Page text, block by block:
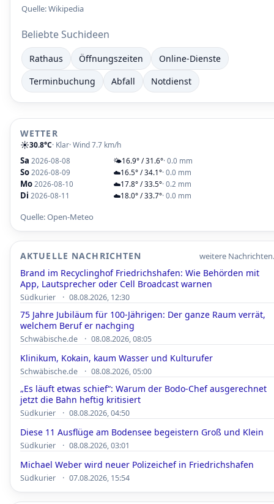
Quelle:Wikipedia
Beliebte Suchideen
Rathaus Öffnungszeiten
Online-Dienste
Terminbuchung
Abfall Notdienst
WETTER
☀️30.8°C· Klar· Wind 7.7 km/h
Sa 2026-08-08 🌤️16.9° / 31.6°· 0.0 mm
So2026-08-09 ☁️16.5° / 34.1°· 0.0 mm
Mo2026-08-10 ☁️17.8° / 33.5°· 0.2 mm
Di 2026-08-11 ☁️18.0° / 33.7°· 0.0 mm
Quelle: Open-Meteo
AKTUELLE NACHRICHTEN weitere
Brand im Recyclinghof Friedrichshafen: Wie Behörden mit
App, Lautsprecher oder Cell Broadcast warnen
Südkurier · 08.08.2026, 12:30
75 Jahre Jubiläum für 100-Jährigen: Der ganze Raum verrät,
welchem Beruf er nachging
Schwäbische.de · 08.08.2026, 08:05
Klinikum, Kokain, kaum Wasser und Kulturufer
Schwäbische.de · 08.08.2026, 05:00
„Es läuft etwas schief“: Warum der Bodo-Chef ausgerechnet
jetzt die Bahn heftig kritisiert
Südkurier · 08.08.2026, 04:50
Diese 11 Ausflüge am Bodensee begeistern Groß und Klein
Südkurier · 08.08.2026, 03:01
Michael Weber wird neuer Polizeichef in Friedrichshafen
Südkurier · 07.08.2026, 15:54